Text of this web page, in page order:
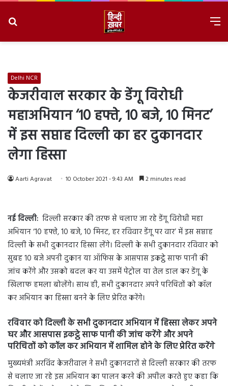
Delhi NCR
केजरीवाल सरकार के डेंगू विरोधी
महाअभियान ‘10 हफ्ते, 10 बजे, 10 मिनट’
में इस सप्ताह दिल्ली का हर दुकानदार
लेगा हिस्सा
Aarti Agravat 10 October 2021 - 9:43 AM 2 minutes read
नई दिल्ली: दिल्ली सरकार की तरफ से चलाए जा रहे डेंगू विरोधी महा
अभियान ‘10 हफ्ते, 10 बजे, 10 मिनट, हर रविवार डेंगू पर वार’ में इस सप्ताह
दिल्ली के सभी दुकानदार हिस्सा लेंगे। दिल्ली के सभी दुकानदार रविवार को
सुबह 10 बजे अपनी दुकान या ऑफिस के आसपास इकट्ठे साफ पानी की
जांच करेंगे और उसको बदल कर या उसमें पेट्रोल या तेल डाल कर डेंगू के
खिलाफ हमला बोलेंगे। साथ ही, सभी दुकानदार अपने परिचितों को कॉल
कर अभियान का हिस्सा बनने के लिए प्रेरित करेंगे।
रविवार को दिल्ली के सभी दुकानदार अभियान में हिस्सा लेकर अपने
घर और आसपास इकट्ठे साफ पानी की जांच करेंगे और अपने
परिचितों को कॉल कर अभियान में शामिल होने के लिए प्रेरित करेंगे
मुख्यमंत्री अरविंद केजरीवाल ने सभी दुकानदारों से दिल्ली सरकार की तरफ
से चलाए जा रहे इस अभियान का पालन करने की अपील करते हुए कहा कि